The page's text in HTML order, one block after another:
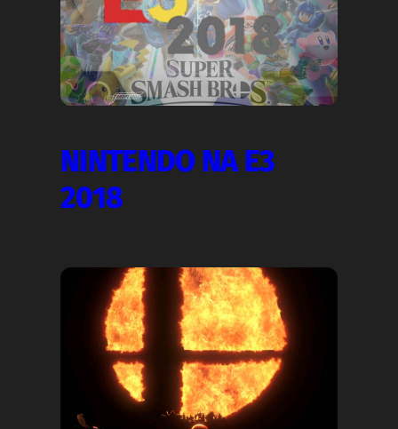
NINTENDO NA E3
2018